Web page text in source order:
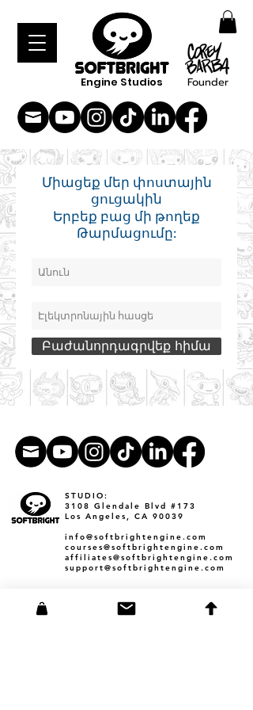
Engine Studios Founder
Միացեք մեր փոստային
ցուցակին
Երբեք բաց մի թողեք
Թարմացումը:
Բաժանորդագրվեք հիմա
STUDIO:
3108 Glendale Blvd #173
Los Angeles, CA 90039​
info@softbrightengine.com
courses@softbrightengine.com
affiliates@softbrightengine.com
support@softbrightengine.com
38713 Tierra Subida Ave #254
Palmdale, CA 93551